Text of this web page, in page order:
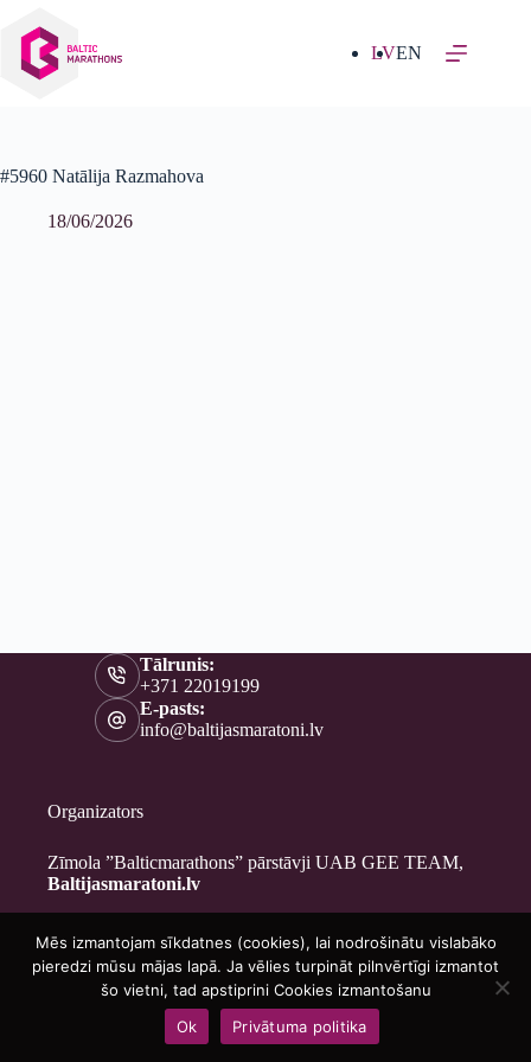
saturu
LVEN
#5960 Natālija Razmahova
18/06/2026
Tālrunis:
+371 22019199
E-pasts:
info@baltijasmaratoni.lv
Organizators
Zīmola ”Balticmarathons” pārstāvji UAB GEE TEAM,
Baltijasmaratoni.lv
Kontakti
Par mums
Brīvprātīgajiem
Privātuma politika
Copyright © 2026 - Baltijasmaratoni.lv
Mēs izmantojam sīkdatnes (cookies), lai nodrošinātu vislabāko
pieredzi mūsu mājas lapā. Ja vēlies turpināt pilnvērtīgi izmantot
šo vietni, tad apstiprini Cookies izmantošanu
Ok
Privātuma politika